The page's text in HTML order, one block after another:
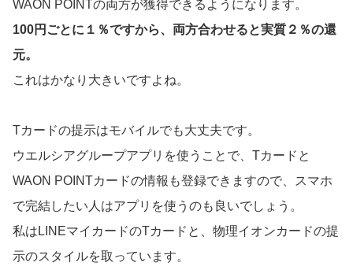
WAON POINTの両方が獲得できるようになります。
100円ごとに１％ですから、両方合わせると実質２％の還
元。
これはかなり大きいですよね。
Tカードの提示はモバイルでも大丈夫です。
ウエルシアグループアプリを使うことで、Tカードと
WAON POINTカードの情報も登録できますので、スマホ
で完結したい人はアプリを使うのも良いでしょう。
私はLINEマイカードのTカードと、物理イオンカードの提
示のスタイルを取っています。